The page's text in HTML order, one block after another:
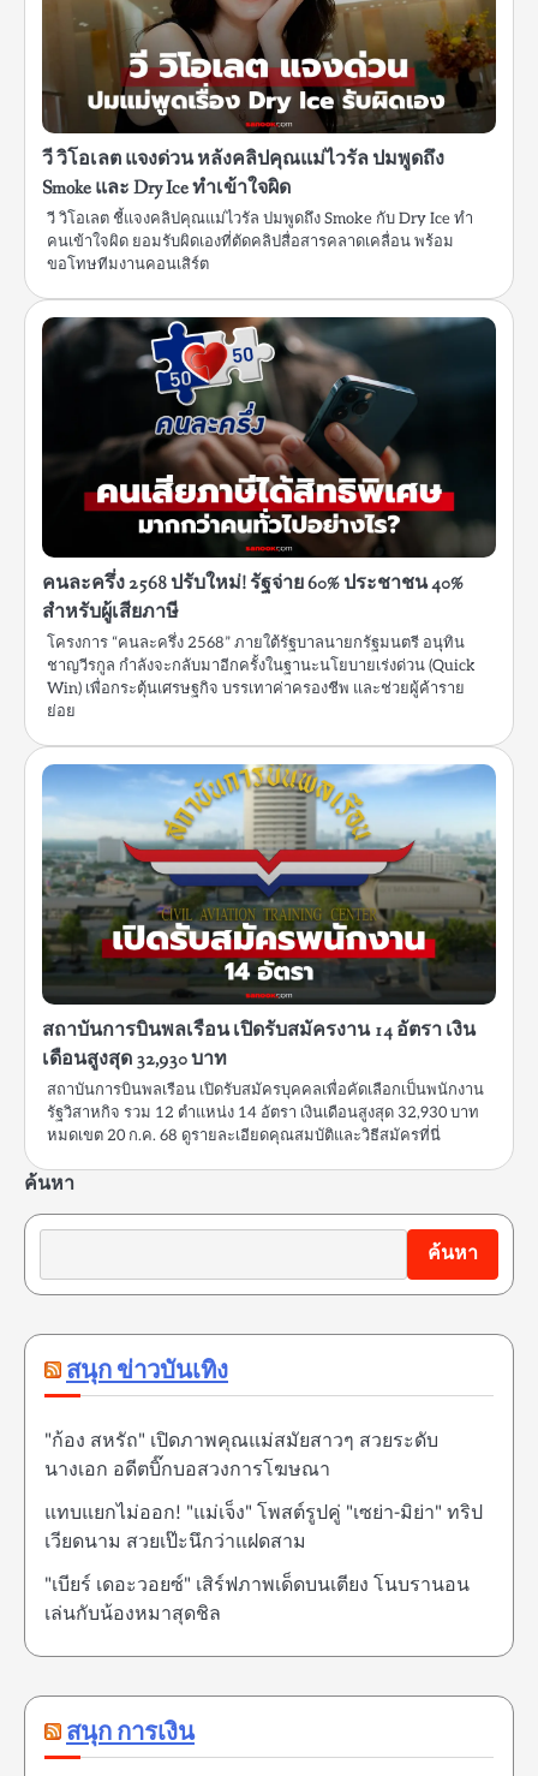
วี วิโอเลต แจงด่วน หลังคลิปคุณแม่ไวรัล ปมพูดถึง
Smoke และ Dry Ice ทำเข้าใจผิด
วี วิโอเลต ชี้แจงคลิปคุณแม่ไวรัล ปมพูดถึง Smoke กับ Dry Ice ทำ
คนเข้าใจผิด ยอมรับผิดเองที่ตัดคลิปสื่อสารคลาดเคลื่อน พร้อม
ขอโทษทีมงานคอนเสิร์ต
คนละครึ่ง 2568 ปรับใหม่! รัฐจ่าย 60% ประชาชน 40%
สำหรับผู้เสียภาษี
โครงการ “คนละครึ่ง 2568” ภายใต้รัฐบาลนายกรัฐมนตรี อนุทิน
ชาญวีรกูล กำลังจะกลับมาอีกครั้งในฐานะนโยบายเร่งด่วน (Quick
Win) เพื่อกระตุ้นเศรษฐกิจ บรรเทาค่าครองชีพ และช่วยผู้ค้าราย
ย่อย
สถาบันการบินพลเรือน เปิดรับสมัครงาน 14 อัตรา เงิน
เดือนสูงสุด 32,930 บาท
สถาบันการบินพลเรือน เปิดรับสมัครบุคคลเพื่อคัดเลือกเป็นพนักงาน
รัฐวิสาหกิจ รวม 12 ตำแหน่ง 14 อัตรา เงินเดือนสูงสุด 32,930 บาท
หมดเขต 20 ก.ค. 68 ดูรายละเอียดคุณสมบัติและวิธีสมัครที่นี่
ค้นหา
ค้นหา
สนุก ข่าวบันเทิง
"ก้อง สหรัถ" เปิดภาพคุณแม่สมัยสาวๆ สวยระดับ
นางเอก อดีตบิ๊กบอสวงการโฆษณา
แทบแยกไม่ออก! "แม่เจ็ง" โพสต์รูปคู่ "เซย่า-มิย่า" ทริป
เวียดนาม สวยเป๊ะนึกว่าแฝดสาม
"เบียร์ เดอะวอยซ์" เสิร์ฟภาพเด็ดบนเตียง โนบรานอน
เล่นกับน้องหมาสุดชิล
สนุก การเงิน